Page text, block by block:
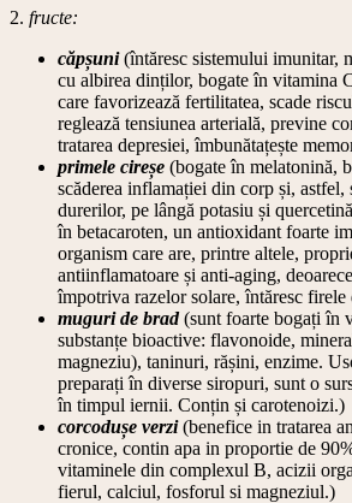
2. fructe:
căpșuni(întăresc sistemului imunitar,
cu albirea dinților, bogate în vitamina
care favorizează fertilitatea, scade
reglează tensiunea arterială, previne
tratarea depresiei, îmbunătațește
primele cireșe (bogate în melatonină,
scăderea inflamației din corp și, astfel,
durerilor, pe lângă potasiu și
în betacaroten, un antioxidant foarte
organism care are, printre altele,
antiinflamatoare și anti-aging,
împotriva razelor solare, întăresc firele
muguri de brad(sunt foarte bogați în
substanțe bioactive: flavonoide,
magneziu), taninuri, rășini, enzime.
preparați în diverse siropuri, sunt o
în timpul iernii. Conțin și carotenoizi.)
corcodușe verzi(benefice in tratarea
cronice, contin apa in proportie de
vitaminele din complexul B, acizii
fierul, calciul, fosforul si magneziul.)